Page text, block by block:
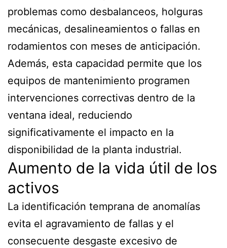
problemas como desbalanceos, holguras
mecánicas, desalineamientos o fallas en
rodamientos con meses de anticipación.
Además, esta capacidad permite que los
equipos de mantenimiento programen
intervenciones correctivas dentro de la
ventana ideal, reduciendo
significativamente el impacto en la
disponibilidad de la planta industrial.
Aumento de la vida útil de los
activos
La identificación temprana de anomalías
evita el agravamiento de fallas y el
consecuente desgaste excesivo de